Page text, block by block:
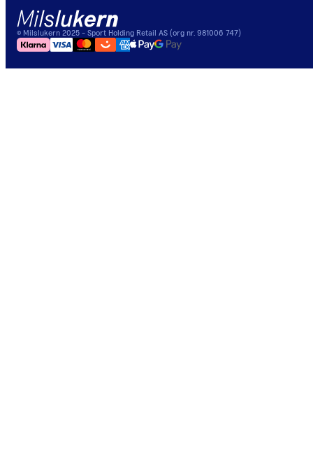
© Milslukern 2025 - Sport Holding Retail AS (org nr. 981006 747)